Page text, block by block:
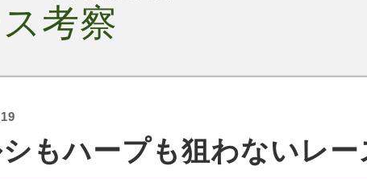
考察
もハープも狙わないレ